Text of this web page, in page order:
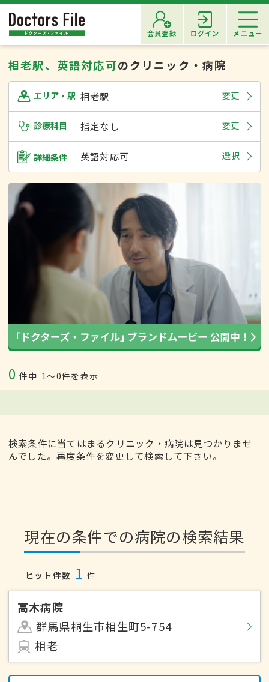
会員登録 ログイン メニュー
相老駅、英語対応可のクリニック・病院
エリア・駅 相老駅 変更
診療科目 指定なし 変更
詳細条件 英語対応可 選択
0 件中 1〜0件を表示
検索条件に当てはまるクリニック・病院は見つかりませ
んでした。再度条件を変更して検索して下さい。
現在の条件での病院の検索結果
ヒット件数 1 件
高木病院
群馬県桐生市相生町5-754
相老